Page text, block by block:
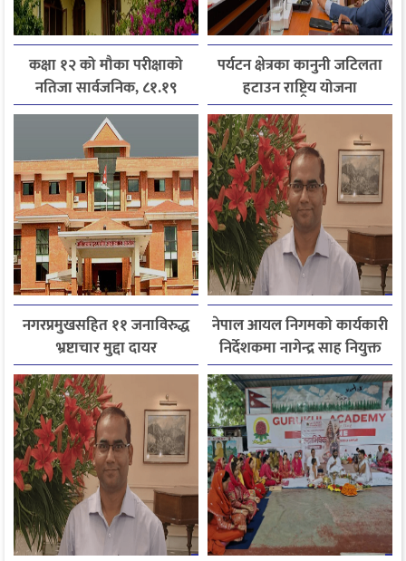
कक्षा १२ को मौका परीक्षाको
नतिजा सार्वजनिक, ८१.१९
प्रतिशत विद्यार्थी उत्तीर्ण
पर्यटन क्षेत्रका कानुनी जटिलता
हटाउन राष्ट्रिय योजना
आयोगसमक्ष होटल संघ
बागमतीका पाँचबुँदे माग
नगरप्रमुखसहित ११ जनाविरुद्ध
भ्रष्टाचार मुद्दा दायर
नेपाल आयल निगमको कार्यकारी
निर्देशकमा नागेन्द्र साह नियुक्त